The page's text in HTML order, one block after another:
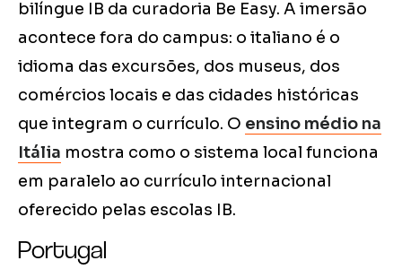
bilíngue IB da curadoria Be Easy. A imersão
acontece fora do campus: o italiano é o
idioma das excursões, dos museus, dos
comércios locais e das cidades históricas
que integram o currículo. O ensino médio na
Itália mostra como o sistema local funciona
em paralelo ao currículo internacional
oferecido pelas escolas IB.
Portugal